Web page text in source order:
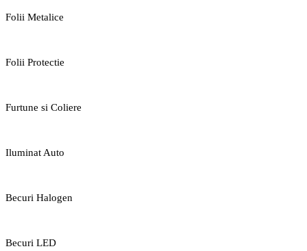
Folii Metalice
Folii Protectie
Furtune si Coliere
Iluminat Auto
Becuri Halogen
Becuri LED